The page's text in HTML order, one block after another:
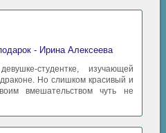
- Ирина Алексеева
студентке, изучающей
Но слишком красивый и
вмешательством чуть не